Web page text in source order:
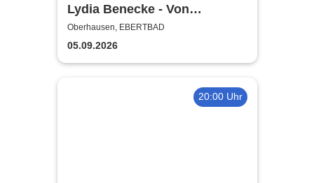
Lydia Benecke - Von
Hochstapelei, Betrug und
Gaslighting
Oberhausen, EBERTBAD
05.09.2026
20:00 Uhr